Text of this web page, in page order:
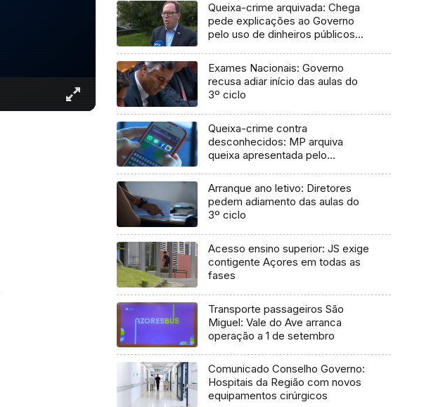
Queixa-crime arquivada: Chega
pede explicações ao Governo
pelo uso de dinheiros públicos
Exames Nacionais: Governo
recusa adiar início das aulas do
3º ciclo
Queixa-crime contra
desconhecidos: MP arquiva
queixa apresentada pelo
Arranque ano letivo: Diretores
pedem adiamento das aulas do
3º ciclo
Acesso ensino superior: JS exige
contigente Açores em todas as
fases
Transporte passageiros São
Miguel: Vale do Ave arranca
operação a 1 de setembro
Comunicado Conselho Governo:
Hospitais da Região com novos
equipamentos cirúrgicos